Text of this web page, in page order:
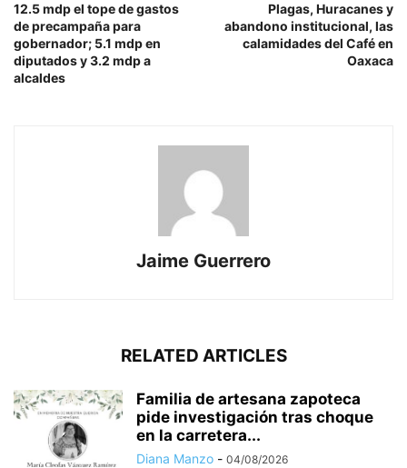
12.5 mdp el tope de gastos
de precampaña para
gobernador; 5.1 mdp en
diputados y 3.2 mdp a
alcaldes
Plagas, Huracanes y
abandono institucional, las
calamidades del Café en
Oaxaca
Jaime Guerrero
RELATED ARTICLES
Familia de artesana zapoteca
pide investigación tras choque
en la carretera...
Diana Manzo - 04/08/2026